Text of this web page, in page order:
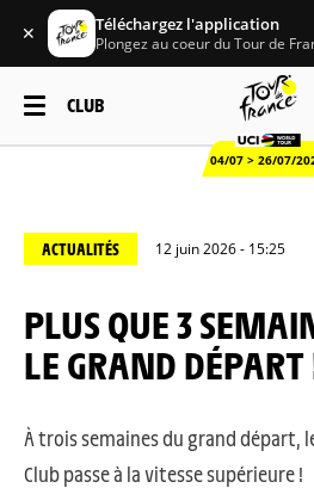
✕ Téléchargez l'application
Plongez au coeur du Tour de
CLUB
04/07 > 26/07/
ACTUALITÉS 12 juin 2026 - 15:25
PLUS QUE 3 SEMAINES AVANT
LE GRAND DÉPART
À trois semaines du grand départ,
Club passe à la vitesse supérieure !